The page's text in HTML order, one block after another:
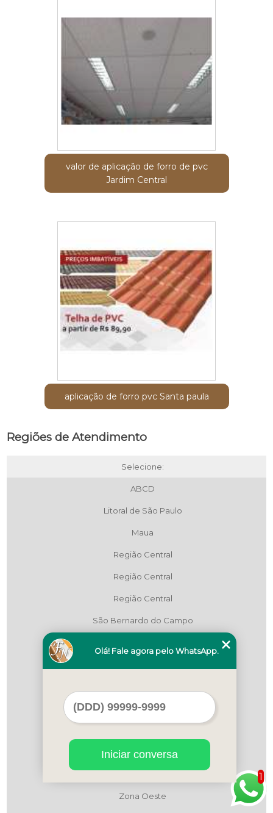
valor de aplicação de forro de pvc
Jardim Central
aplicação de forro pvc Santa paula
Regiões de Atendimento
Selecione:
ABCD
Litoral de São Paulo
Maua
Região Central
Região Central
Região Central
São Bernardo do Campo
Zona Leste
Zona Norte
Zona Oeste
1
Olá! Fale agora pelo WhatsApp.
Iniciar conversa